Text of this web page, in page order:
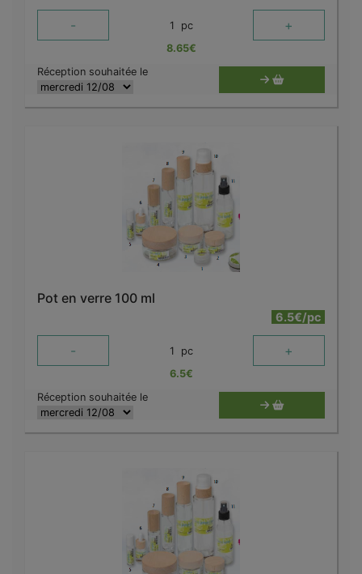
- 1 pc +
8.65€
Réception souhaitée le
Pot en verre 100 ml
6.5€/pc
- 1 pc +
6.5€
Réception souhaitée le